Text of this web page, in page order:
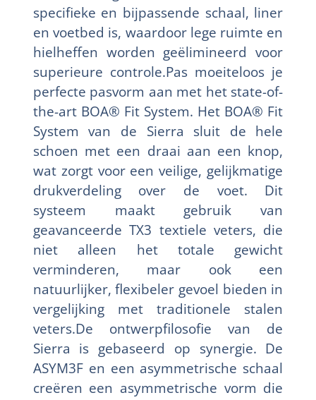
specifieke en bijpassende schaal, liner
en voetbed is, waardoor lege ruimte en
hielheffen worden geëlimineerd voor
superieure controle.Pas moeiteloos je
perfecte pasvorm aan met het state-of-
the-art BOA® Fit System. Het BOA® Fit
System van de Sierra sluit de hele
schoen met een draai aan een knop,
wat zorgt voor een veilige, gelijkmatige
drukverdeling over de voet. Dit
systeem maakt gebruik van
geavanceerde TX3 textiele veters, die
niet alleen het totale gewicht
verminderen, maar ook een
natuurlijker, flexibeler gevoel bieden in
vergelijking met traditionele stalen
veters.De ontwerpfilosofie van de
Sierra is gebaseerd op synergie. De
ASYM3F en een asymmetrische schaal
creëren een asymmetrische vorm die